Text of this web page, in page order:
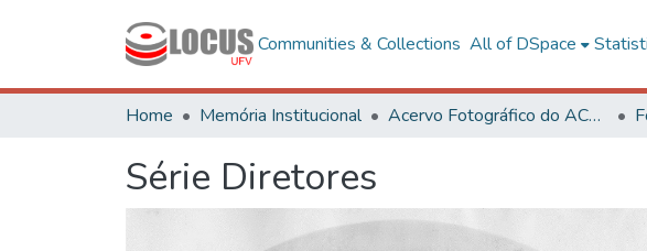
Communities & Collections All of DSpace
Home Memória Institucional Acervo Fotográfico do ACH-UFV
Série Diretores